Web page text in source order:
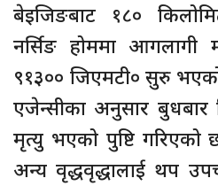
बेइजिङबाट १८०
नर्सिङ होममा आगलागी
९१३०० जिएमटी० सुरु भएको
एजेन्सीका अनुसार बुधबार
मृत्यु भएको पुष्टि गरिएको
अन्य वृद्धवृद्धालाई थप